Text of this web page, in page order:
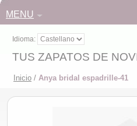
MENU
Idioma:
TUS ZAPATOS DE
Inicio / Anya bridal espadrille-41